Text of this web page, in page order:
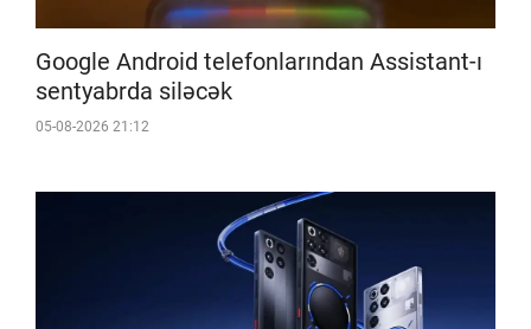
Google Android telefonlarından Assistant-ı
sentyabrda siləcək
05-08-2026 21:12